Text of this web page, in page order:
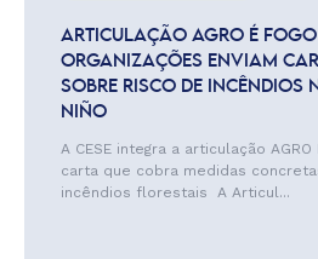
ARTICULAÇÃO AGRO É
ORGANIZAÇÕES ENVIAM
SOBRE RISCO DE INCÊNDIOS
NIÑO
A CESE integra a articulação
carta que cobra medidas
incêndios florestais A Articul...